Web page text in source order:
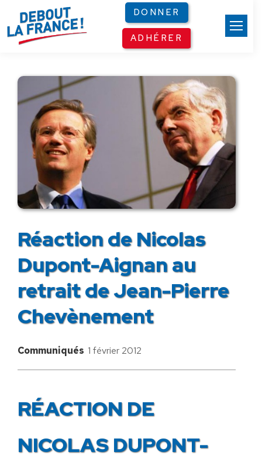
DONNER
ADHÉRER
Réaction de Nicolas
Dupont-Aignan au
retrait de Jean-Pierre
Chevènement
Communiqués 1 février 2012
RÉACTION DE
NICOLAS DUPONT-
Panneau de gestion des cookies